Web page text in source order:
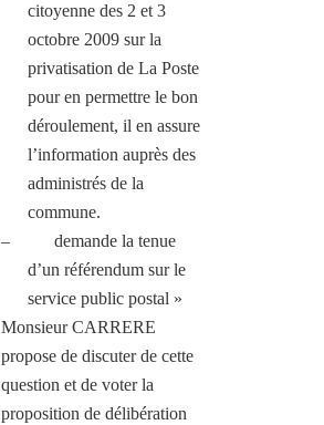
citoyenne des 2 et 3
octobre 2009 sur la
privatisation de La Poste
pour en permettre le bon
déroulement, il en assure
l’information auprès des
administrés de la
commune.
–
demande la tenue
d’un référendum sur le
service public postal »
Monsieur CARRERE
propose de discuter de cette
question et de voter la
proposition de délibération